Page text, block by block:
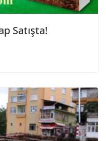
Satışta!